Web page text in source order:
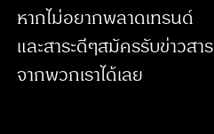
หากไม่อยากพลาดเทรนด์
และสาระดีๆสมัครรับข่าวสาร
จากพวกเราได้เลย